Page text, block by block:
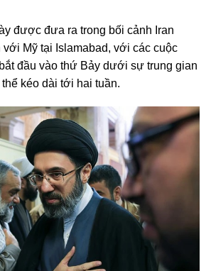
được đưa ra trong bối cảnh Iran
với Mỹ tại Islamabad, với các cuộc
đầu vào thứ Bảy dưới sự trung gian
kéo dài tới hai tuần.